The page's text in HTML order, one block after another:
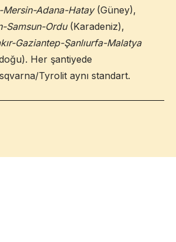
Mersin-Adana-Hatay(Güney),
Samsun-Ordu(Karadeniz),
Gaziantep-Şanlıurfa-Malatya
Her şantiyede
Tyrolit aynı standart.